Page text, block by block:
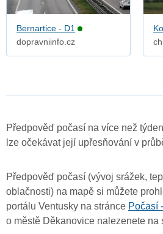
Bernartice - D1
dopravniinfo.cz
Předpověď počasí na více než
lze očekávat její upřesňování v
Předpověď počasí (vývoj srážek,
oblačnosti) na mapě si můžete
portálu Ventusky na stránce Počasí
o městě Děkanovice nalezenete na